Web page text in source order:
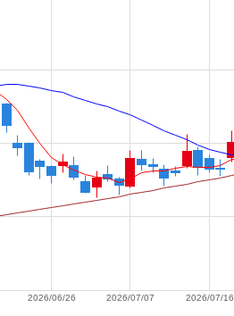
2026/07/16
2026/07/07
2026/06/26